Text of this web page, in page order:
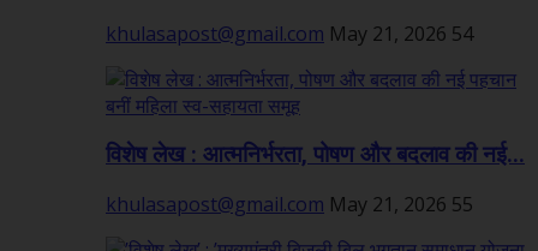
khulasapost@gmail.com May 21, 2026 54
विशेष लेख : आत्मनिर्भरता, पोषण और बदलाव की नई...
khulasapost@gmail.com May 21, 2026 55